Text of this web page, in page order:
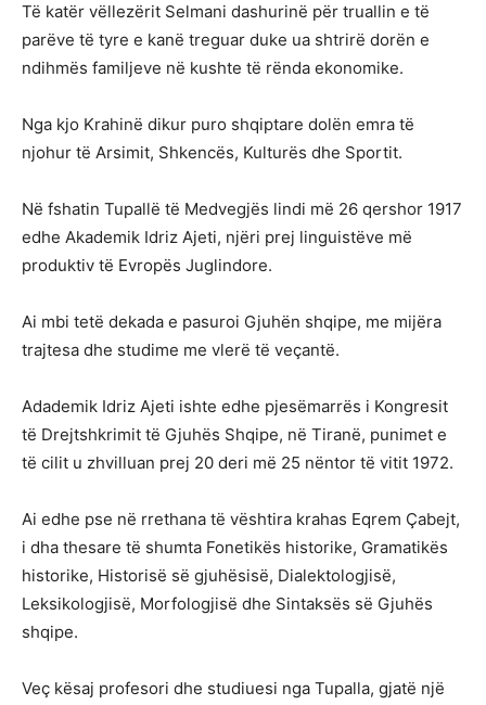
Të katër vëllezërit Selmani dashurinë për truallin e të
parëve të tyre e kanë treguar duke ua shtrirë dorën e
ndihmës familjeve në kushte të rënda ekonomike.
Nga kjo Krahinë dikur puro shqiptare dolën emra të
njohur të Arsimit, Shkencës, Kulturës dhe Sportit.
Në fshatin Tupallë të Medvegjës lindi më 26 qershor 1917
edhe Akademik Idriz Ajeti, njëri prej linguistëve më
produktiv të Evropës Juglindore.
Ai mbi tetë dekada e pasuroi Gjuhën shqipe, me mijëra
trajtesa dhe studime me vlerë të veçantë.
Adademik Idriz Ajeti ishte edhe pjesëmarrës i Kongresit
të Drejtshkrimit të Gjuhës Shqipe, në Tiranë, punimet e
të cilit u zhvilluan prej 20 deri më 25 nëntor të vitit 1972.
Ai edhe pse në rrethana të vështira krahas Eqrem Çabejt,
i dha thesare të shumta Fonetikës historike, Gramatikës
historike, Historisë së gjuhësisë, Dialektologjisë,
Leksikologjisë, Morfologjisë dhe Sintaksës së Gjuhës
shqipe.
Veç kësaj profesori dhe studiuesi nga Tupalla, gjatë një